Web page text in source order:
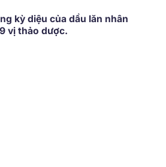
kỳ diệu của dầu lăn nhân
vị thảo dược.